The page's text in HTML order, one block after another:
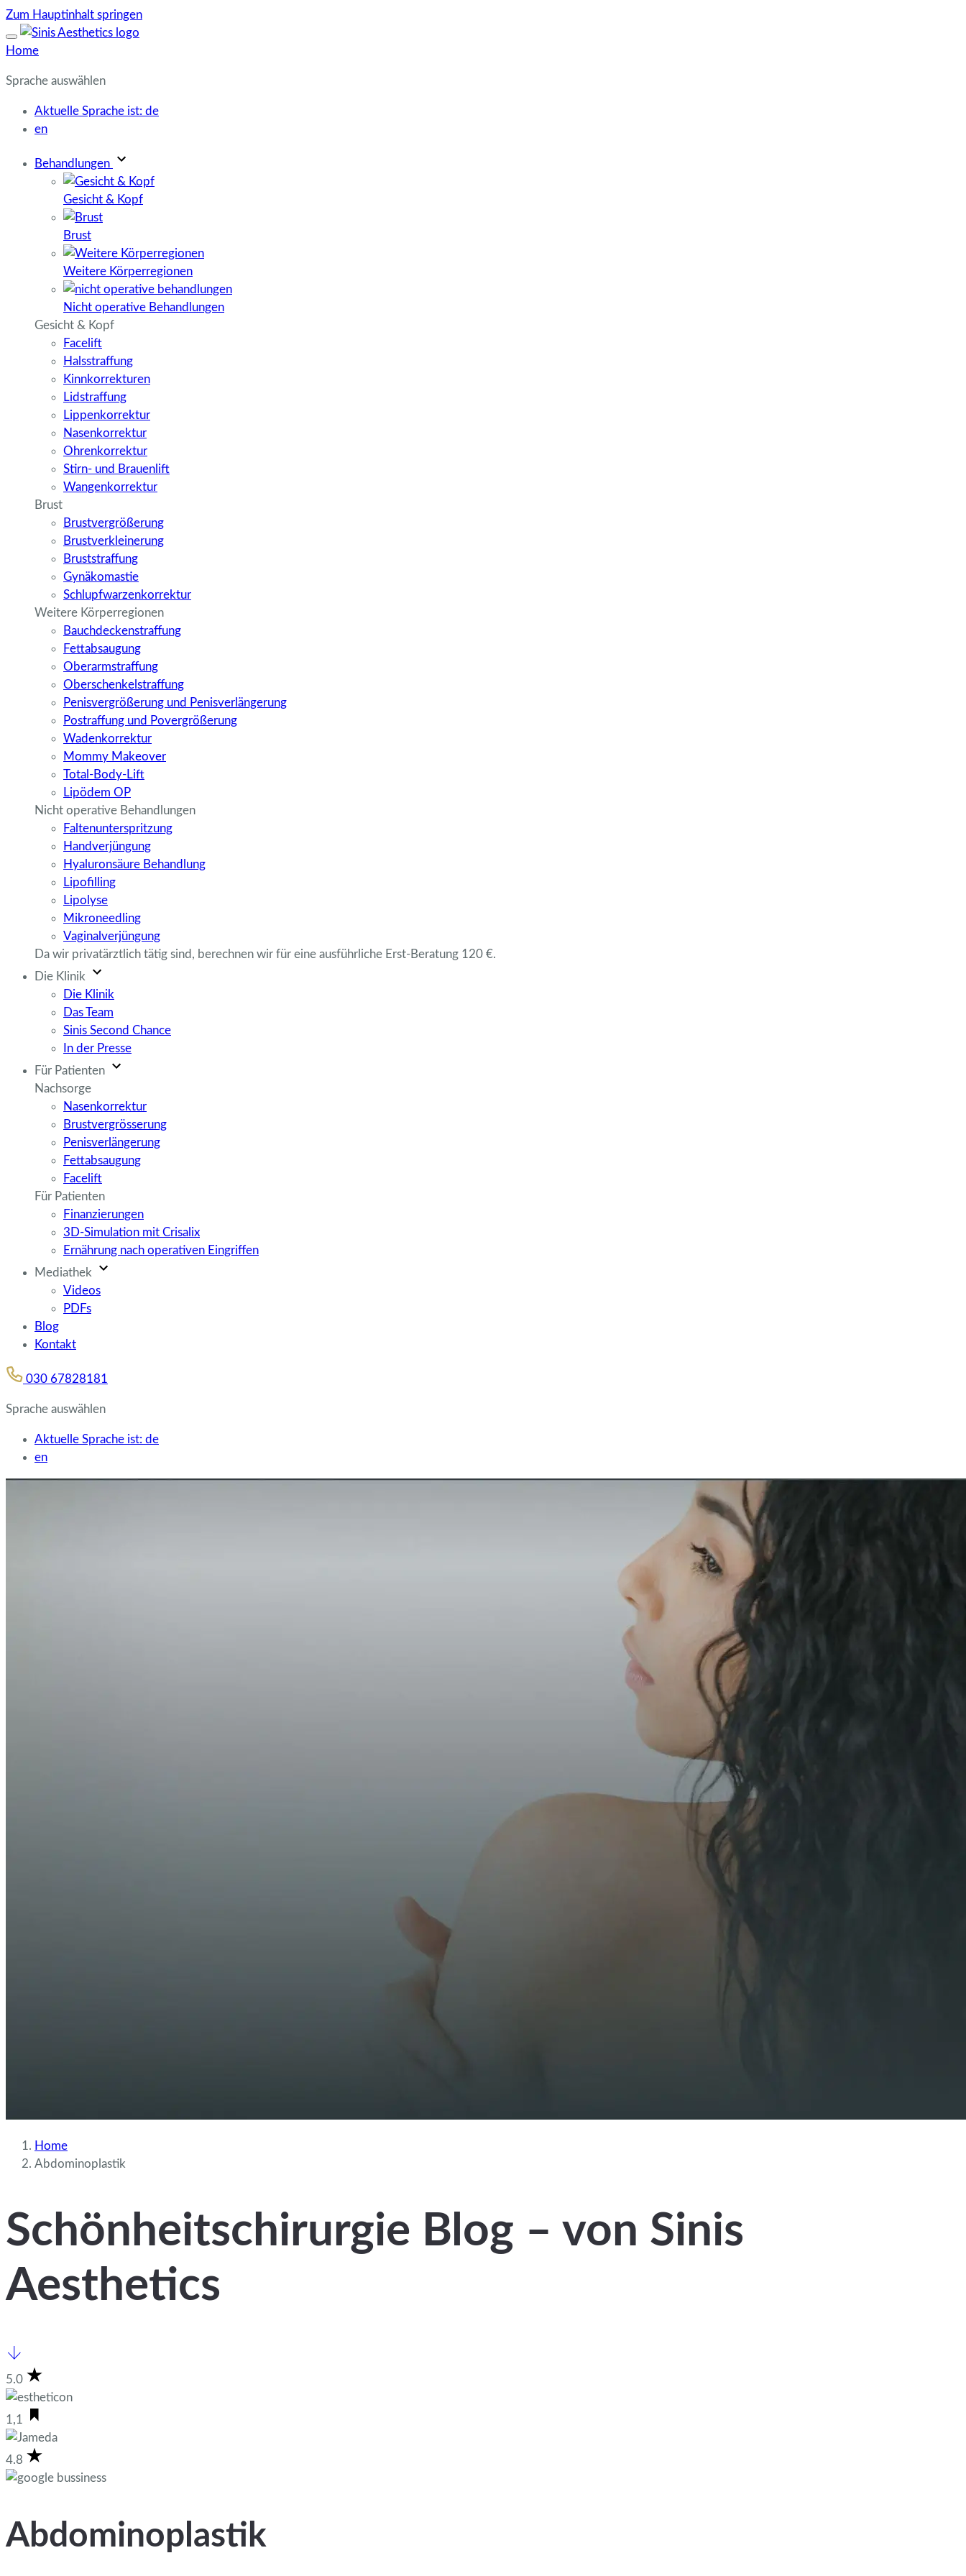
Zum Hauptinhalt springen
Home
Sprache auswählen
Aktuelle Sprache ist: de
en
Behandlungen
Gesicht & Kopf
Brust
Weitere Körperregionen
Nicht operative Behandlungen
Gesicht & Kopf
Facelift
Halsstraffung
Kinnkorrekturen
Lidstraffung
Lippenkorrektur
Nasenkorrektur
Ohrenkorrektur
Stirn- und Brauenlift
Wangenkorrektur
Brust
Brustvergrößerung
Brustverkleinerung
Bruststraffung
Gynäkomastie
Schlupfwarzenkorrektur
Weitere Körperregionen
Bauchdeckenstraffung
Fettabsaugung
Oberarmstraffung
Oberschenkelstraffung
Penisvergrößerung und Penisverlängerung
Postraffung und Povergrößerung
Wadenkorrektur
Mommy Makeover
Total-Body-Lift
Lipödem OP
Nicht operative Behandlungen
Faltenunterspritzung
Handverjüngung
Hyaluronsäure Behandlung
Lipofilling
Lipolyse
Mikroneedling
Vaginalverjüngung
Da wir privatärztlich tätig sind, berechnen wir für eine ausführliche Erst-Beratung 120 €.
Die Klinik
Die Klinik
Das Team
Sinis Second Chance
In der Presse
Für Patienten
Nachsorge
Nasenkorrektur
Brustvergrösserung
Penisverlängerung
Fettabsaugung
Facelift
Für Patienten
Finanzierungen
3D-Simulation mit Crisalix
Ernährung nach operativen Eingriffen
Mediathek
Videos
PDFs
Blog
Kontakt
030 67828181
Sprache auswählen
Aktuelle Sprache ist: de
en
Home
Abdominoplastik
Schönheitschirurgie Blog – von Sinis
Aesthetics
5.0
1,1
4.8
Abdominoplastik